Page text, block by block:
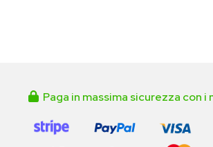
Paga in massima sicurezza con